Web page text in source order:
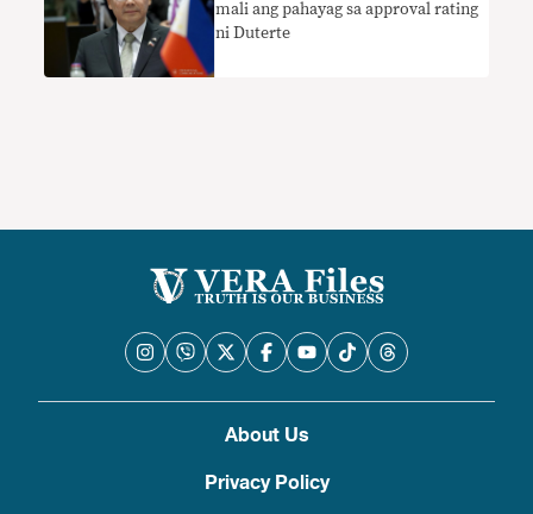
mali ang pahayag sa approval rating
ni Duterte
About Us
Privacy Policy